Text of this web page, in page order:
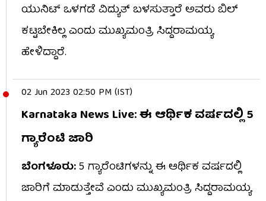
ಯುನಿಟ್​ ಒಳಗಡೆ ವಿದ್ಯುತ್​ ಬಳಸುತ್ತಾರೆ ಅವರು ಬಿಲ್​
ಕಟ್ಟಬೇಕಿಲ್ಲ ಎಂದು ಮುಖ್ಯಮಂತ್ರಿ ಸಿದ್ದರಾಮಯ್ಯ
ಹೇಳಿದ್ದಾರೆ.
02 Jun 2023 02:50 PM (IST)
Karnataka News Live: ಈ ಆರ್ಥಿಕ ವರ್ಷದಲ್ಲಿ 5
ಗ್ಯಾರೆಂಟಿ ಜಾರಿ
ಬೆಂಗಳೂರು:5 ಗ್ಯಾರೆಂಟಿಗಳನ್ನು ಈ ಆರ್ಥಿಕ ವರ್ಷದಲ್ಲಿ
ಜಾರಿಗೆ ಮಾಡುತ್ತೇವೆ ಎಂದು ಮುಖ್ಯಮಂತ್ರಿ ಸಿದ್ದರಾಮಯ್ಯ